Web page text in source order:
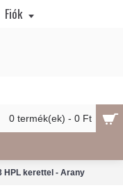
Fiók
0 termék(ek) - 0 Ft
HPL kerettel - Arany